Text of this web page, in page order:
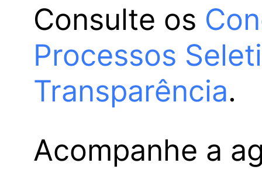
Consulte os
Processos
Transparência.
Acompanhe a